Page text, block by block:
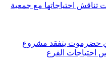
احتياجاتها مع جمعية
حضرموت يتفقد مشروع
احتياجات الفرع